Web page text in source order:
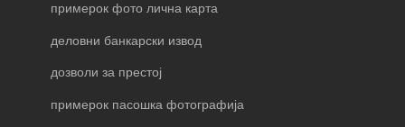
примерок фото лична карта
деловни банкарски извод
дозволи за престој
примерок пасошка фотографија